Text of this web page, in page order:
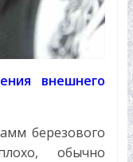
внешнего
березового
обычно